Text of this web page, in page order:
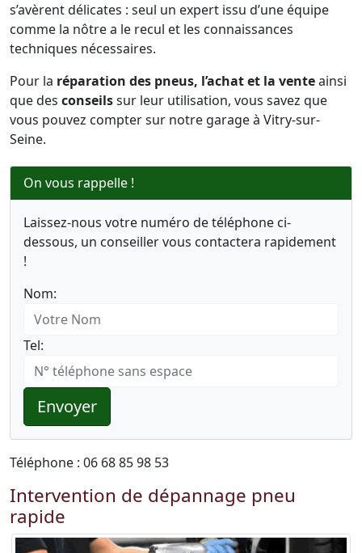
s’avèrent délicates : seul un expert issu d’une équipe
comme la nôtre a le recul et les connaissances
techniques nécessaires.
Pour la réparation des pneus, l’achat et la venteainsi
que des conseilssur leur utilisation, vous savez que
vous pouvez compter sur notre garage à Vitry-sur-
Seine.
On vous rappelle !
Laissez-nous votre numéro de téléphone ci-
dessous, un conseiller vous contactera rapidement
!
Nom:
Tel:
Envoyer
Téléphone : 06 68 85 98 53
Intervention de dépannage pneu
rapide